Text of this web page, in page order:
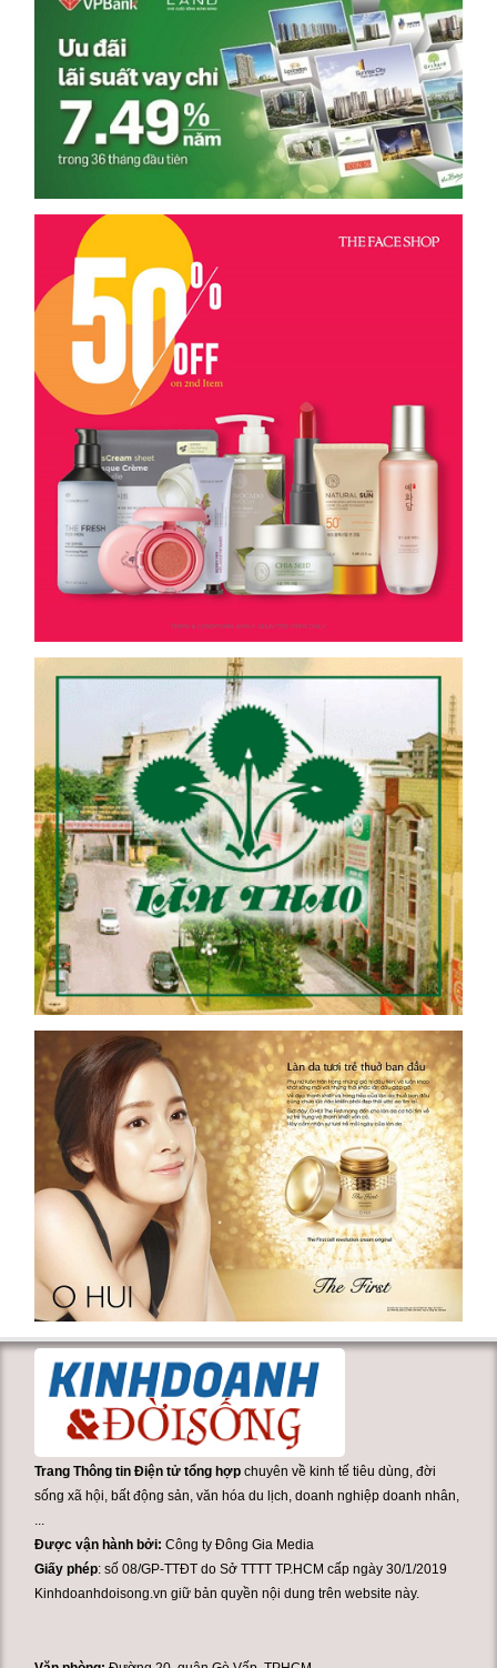
Trang Thông tin Điện tử tổng hợp chuyên về kinh tế tiêu dùng, đời
sống xã hội, bất động sản, văn hóa du lịch, doanh nghiệp doanh nhân,
Được vận hành bởi:Công ty Đông Gia Media
Giấy phép: số 08/GP-TTĐT do Sở TTTT TP.HCM cấp ngày 30/1/2019
Kinhdoanhdoisong.vn giữ bản quyền nội dung trên website này.